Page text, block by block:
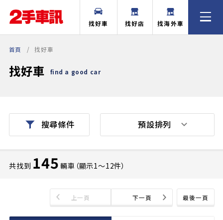
找好車 找好店 找海外車
首頁 找好車
找好車 find a good car
搜尋條件
共找到 145 輛車（顯示1〜12件）
最後一頁
上一頁 下一頁
預設排列